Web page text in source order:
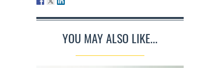
YOU MAY ALSO LIKE...